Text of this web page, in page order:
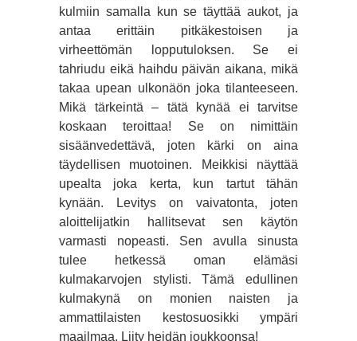
kulmiin samalla kun se täyttää aukot, ja
antaa erittäin pitkäkestoisen ja
virheettömän lopputuloksen. Se ei
tahriudu eikä haihdu päivän aikana, mikä
takaa upean ulkonäön joka tilanteeseen.
Mikä tärkeintä – tätä kynää ei tarvitse
koskaan teroittaa! Se on nimittäin
sisäänvedettävä, joten kärki on aina
täydellisen muotoinen. Meikkisi näyttää
upealta joka kerta, kun tartut tähän
kynään. Levitys on vaivatonta, joten
aloittelijatkin hallitsevat sen käytön
varmasti nopeasti. Sen avulla sinusta
tulee hetkessä oman elämäsi
kulmakarvojen stylisti. Tämä edullinen
kulmakynä on monien naisten ja
ammattilaisten kestosuosikki ympäri
maailmaa. Liity heidän joukkoonsa!